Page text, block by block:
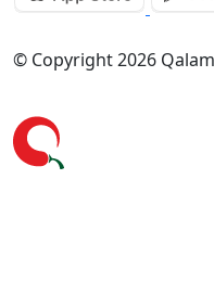
© Copyright 2026